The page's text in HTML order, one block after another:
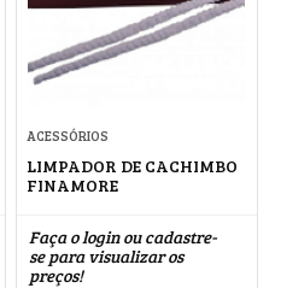
ACESSÓRIOS
LIMPADOR DE CACHIMBO
FINAMORE
Faça o login ou cadastre-
se para visualizar os
preços!